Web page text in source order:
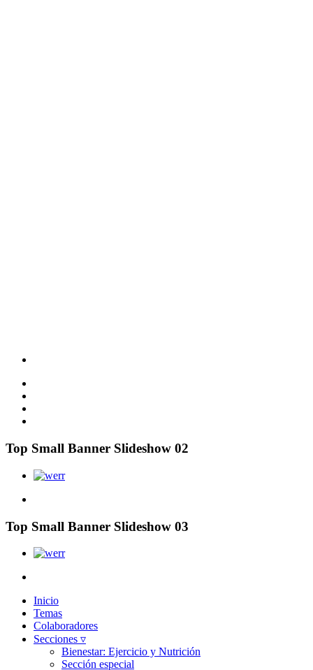
Top Small Banner Slideshow 02
Top Small Banner Slideshow 03
Inicio
Temas
Colaboradores
Secciones ▿
Bienestar: Ejercicio y Nutrición
Sección especial